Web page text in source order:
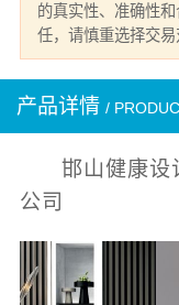
的真实性、准确性
任，请慎重选择交易
产品详情 /
邯山健康设
公司